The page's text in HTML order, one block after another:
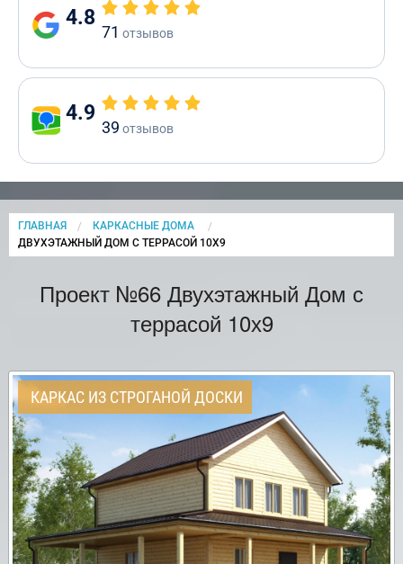
4.8
71 отзывов
4.9
39 отзывов
ГЛАВНАЯ
КАРКАСНЫЕ ДОМА
CURRENT:
ДВУХЭТАЖНЫЙ ДОМ С ТЕРРАСОЙ 10Х9
Проект №66 Двухэтажный Дом с
террасой 10х9
КАРКАС ИЗ СТРОГАНОЙ ДОСКИ